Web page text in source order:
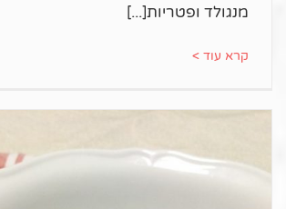
מנגולד ופטריות
קרא עוד >